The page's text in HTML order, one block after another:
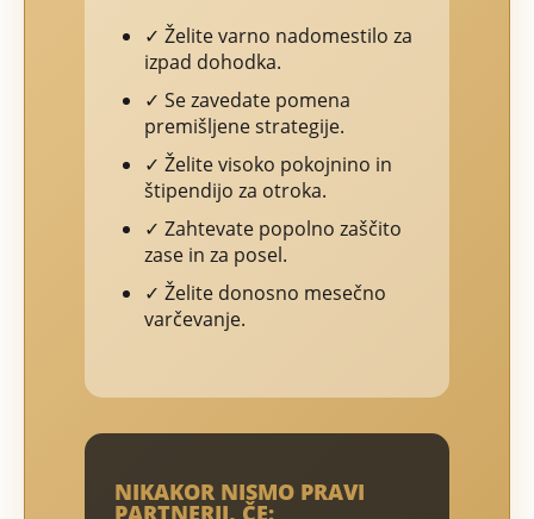
✓ Želite varno nadomestilo za
izpad dohodka.
✓ Se zavedate pomena
premišljene strategije.
✓ Želite visoko pokojnino in
štipendijo za otroka.
✓ Zahtevate popolno zaščito
zase in za posel.
✓ Želite donosno mesečno
varčevanje.
NIKAKOR NISMO PRAVI
PARTNERJI, ČE: